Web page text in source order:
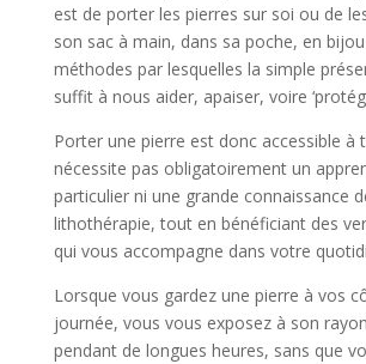
est de porter les pierres sur soi ou de
son sac à main, dans sa poche, en
méthodes par lesquelles la simple
suffit à nous aider, apaiser, voire
Porter une pierre est donc accessible à
nécessite pas obligatoirement un
particulier ni une grande connaissance
lithothérapie, tout en bénéficiant des
qui vous accompagne dans votre
Lorsque vous gardez une pierre à vos
journée, vous vous exposez à son
pendant de longues heures, sans que